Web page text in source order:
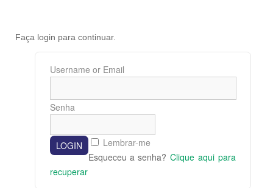
Faça login para continuar.
Username or Email
Senha
Lembrar-me
Esqueceu a senha? Clique aqui para
recuperar